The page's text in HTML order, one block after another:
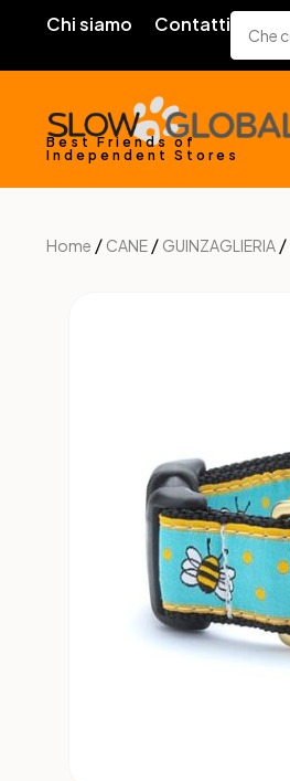
Chi siamo Contatti
Best Friends of
Independent Stores
Home / CANE / GUINZAGLIERIA /